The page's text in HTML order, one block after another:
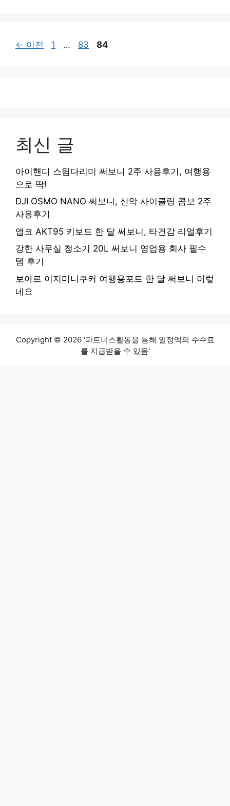
← 이전
페
1 …
페
83
페
84
최신 글
아이핸디 스팀다리미 써보니 2주 사용후기, 여행용
으로 딱!
DJI OSMO NANO 써보니, 산악 사이클링 콤보 2주
사용후기
앱코 AKT95 키보드 한 달 써보니, 타건감 리얼후기
강한 사무실 청소기 20L 써보니 영업용 회사 필수
템 후기
보아르 이지미니쿠커 여행용포트 한 달 써보니 이렇
네요
Copyright © 2026 '파트너스활동을 통해 일정액의 수수료
를 지급받을 수 있음'